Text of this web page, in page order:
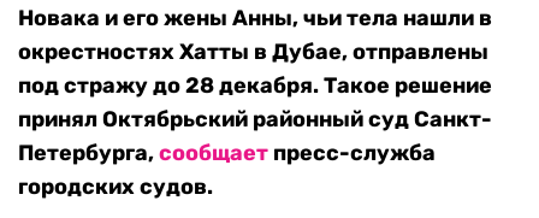
Новака и его жены Анны, чьи тела нашли в
окрестностях Хатты в Дубае, отправлены
под стражу до 28 декабря. Такое решение
принял Октябрьский районный суд Санкт-
Петербурга,сообщает пресс-служба
городских судов.